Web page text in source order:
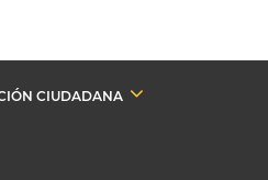
CIUDADANA